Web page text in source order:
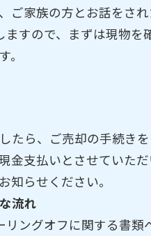
ご家族の方とお話をさ
すので、まずは現物
たら、ご売却の手続きを
金支払いとさせていた
知らせください。
流れ
ングオフに関する書類